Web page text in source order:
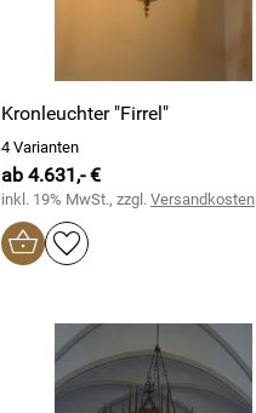
Kronleuchter "Firrel"
4 Varianten
ab 4.631,- €
inkl. 19% MwSt., zzgl. Versandkosten